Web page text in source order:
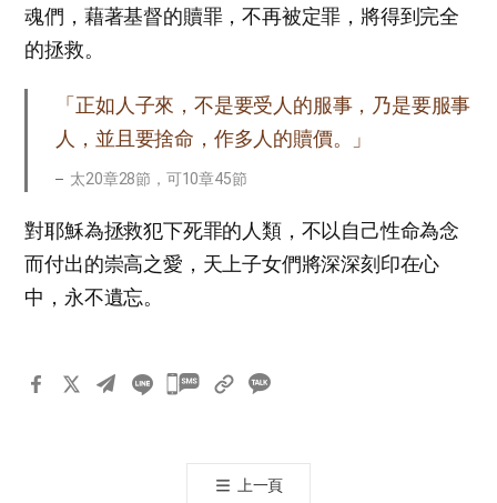
魂們，藉著基督的贖罪，不再被定罪，將得到完全
的拯救。
「正如人子來，不是要受人的服事，乃是要服事
人，並且要捨命，作多人的贖價。」
太20章28節，可10章45節
對耶穌為拯救犯下死罪的人類，不以自己性命為念
而付出的崇高之愛，天上子女們將深深刻印在心
中，永不遺忘。
카
톡
공
上一頁